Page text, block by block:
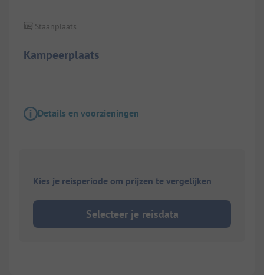
Kampeerplaats
Staanplaats
Details en voorzieningen
Kies je reisperiode om prijzen te vergelijken
Selecteer je reisdata